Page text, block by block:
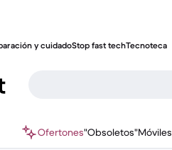
y cuidadoStop fast techTecnoteca
Ofertones"Obsoletos"Móviles